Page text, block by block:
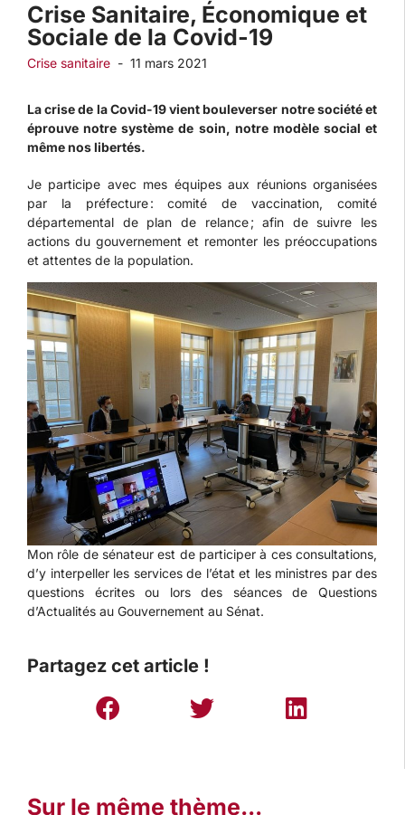
Crise Sanitaire, Économique et
Sociale de la Covid-19
Crise sanitaire - 11 mars 2021
La crise de la Covid-19 vient bouleverser notre société et
éprouve notre système de soin, notre modèle social et
même nos libertés.
Je participe avec mes équipes aux réunions organisées
par la préfecture : comité de vaccination, comité
départemental de plan de relance ; afin de suivre les
actions du gouvernement et remonter les préoccupations
et attentes de la population.
Mon rôle de sénateur est de participer à ces consultations,
d’y interpeller les services de l’état et les ministres par des
questions écrites ou lors des séances de Questions
d’Actualités au Gouvernement au Sénat.
Partagez cet article !
Sur le même thème...